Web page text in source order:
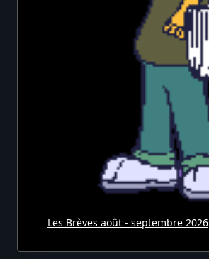
Les Brèves août - septembre 2026